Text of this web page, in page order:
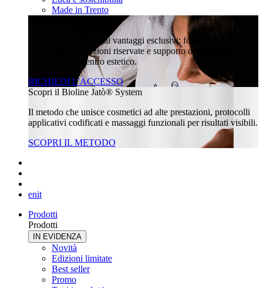
Made in Trento
Accedi a un mondo di vantaggi esclusivi: formazione
certificata, promozioni riservate e supporto dedicato per far
crescere il tuo centro estetico.
RICHIEDI L'ACCESSO
Scopri il Bioline Jatò® System
Il metodo che unisce cosmetici ad alte prestazioni, protocolli
applicativi codificati e massaggi funzionali per risultati visibili.
SCOPRI IL METODO
enit
Prodotti
Prodotti
IN EVIDENZA
Novità
Edizioni limitate
Best seller
Promo